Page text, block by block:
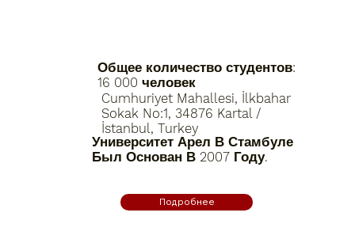
Cumhuriyet Mahallesi, İlkbahar
Sokak No:1, 34876 Kartal /
İstanbul, Turkey
Общее количество студентов:
16 000 человек
Университет Арел В Стамбуле
Был Основан В 2007 Году.
Подробнее